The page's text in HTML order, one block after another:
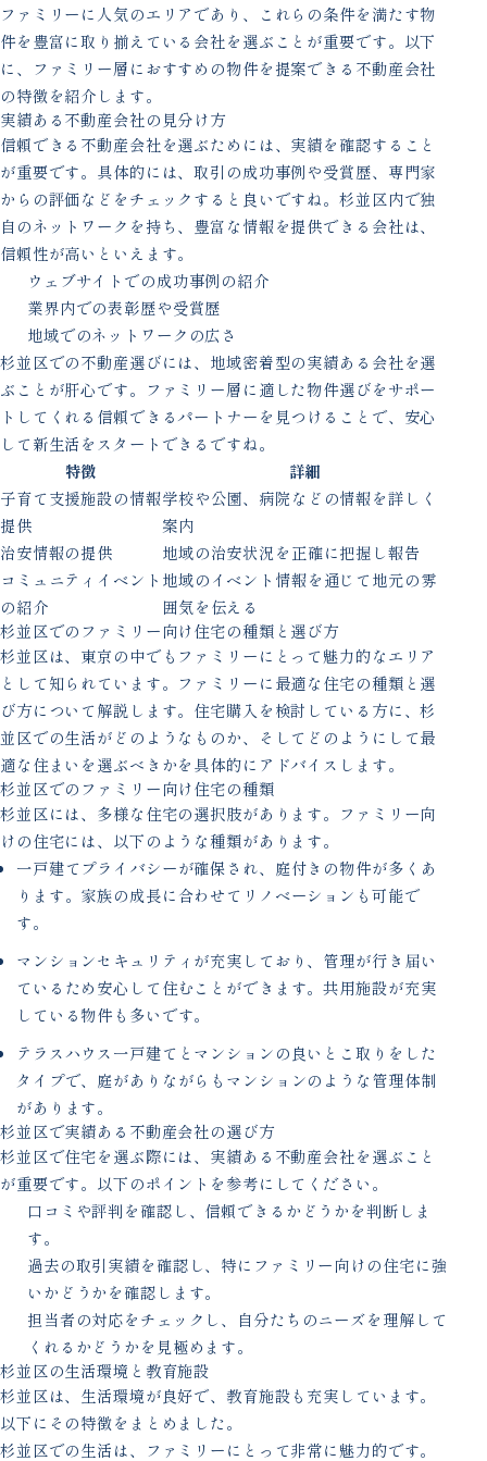
ファミリーに人気のエリアであり、これらの条件を満たす物
件を豊富に取り揃えている会社を選ぶことが重要です。以下
に、ファミリー層におすすめの物件を提案できる不動産会社
の特徴を紹介します。
実績ある不動産会社の見分け方
信頼できる不動産会社を選ぶためには、実績を確認すること
が重要です。具体的には、取引の成功事例や受賞歴、専門家
からの評価などをチェックすると良いですね。杉並区内で独
自のネットワークを持ち、豊富な情報を提供できる会社は、
信頼性が高いといえます。
ウェブサイトでの成功事例の紹介
業界内での表彰歴や受賞歴
地域でのネットワークの広さ
杉並区での不動産選びには、地域密着型の実績ある会社を選
ぶことが肝心です。ファミリー層に適した物件選びをサポー
トしてくれる信頼できるパートナーを見つけることで、安心
して新生活をスタートできるですね。
特徴
詳細
子育て支援施設の情報
提供
学校や公園、病院などの情報を詳しく
案内
治安情報の提供
地域の治安状況を正確に把握し報告
コミュニティイベント
の紹介
地域のイベント情報を通じて地元の雰
囲気を伝える
杉並区でのファミリー向け住宅の種類と選び方
杉並区は、東京の中でもファミリーにとって魅力的なエリア
として知られています。ファミリーに最適な住宅の種類と選
び方について解説します。住宅購入を検討している方に、杉
並区での生活がどのようなものか、そしてどのようにして最
適な住まいを選ぶべきかを具体的にアドバイスします。
杉並区でのファミリー向け住宅の種類
杉並区には、多様な住宅の選択肢があります。ファミリー向
けの住宅には、以下のような種類があります。
一戸建てプライバシーが確保され、庭付きの物件が多くあ
ります。家族の成長に合わせてリノベーションも可能で
す。
マンションセキュリティが充実しており、管理が行き届い
ているため安心して住むことができます。共用施設が充実
している物件も多いです。
テラスハウス一戸建てとマンションの良いとこ取りをした
タイプで、庭がありながらもマンションのような管理体制
があります。
杉並区で実績ある不動産会社の選び方
杉並区で住宅を選ぶ際には、実績ある不動産会社を選ぶこと
が重要です。以下のポイントを参考にしてください。
口コミや評判を確認し、信頼できるかどうかを判断しま
す。
過去の取引実績を確認し、特にファミリー向けの住宅に強
いかどうかを確認します。
担当者の対応をチェックし、自分たちのニーズを理解して
くれるかどうかを見極めます。
杉並区の生活環境と教育施設
杉並区は、生活環境が良好で、教育施設も充実しています。
以下にその特徴をまとめました。
杉並区での生活は、ファミリーにとって非常に魅力的です。